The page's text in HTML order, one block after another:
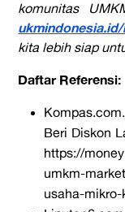
komunitas
kita lebih siap
Daftar Referensi:
Kompas.com.
Beri Diskon
https://
umkm-
usaha-